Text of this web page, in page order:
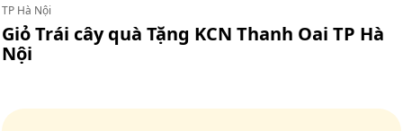
TP Hà Nội
Giỏ Trái cây quà Tặng KCN Thanh Oai TP Hà
Nội